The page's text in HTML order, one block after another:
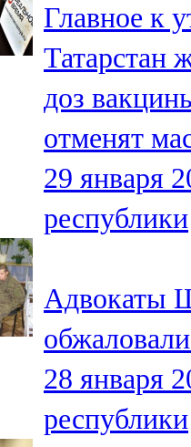
Мамадыш
106,2 FM
Минзәлә
107,3 FM
Мөслим
100,0 FM
104,7 FM
Олы Әтнә
71,42 FM
Сарман
Главное к
Татарстан
доз
отменят
29 января
республики
Адвокаты
28 января
республики